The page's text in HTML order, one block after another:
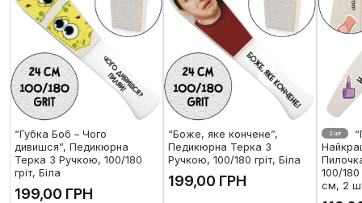
“Губка Боб – Чого
дивишся”, Педикюрна
Терка З Ручкою, 100/180
гріт, Біла
ГРН
“Боже, яке кончене”,
Педикюрна Терка З
Ручкою, 100/180 гріт, Біла
ГРН
2 шт
100/180
см, 2